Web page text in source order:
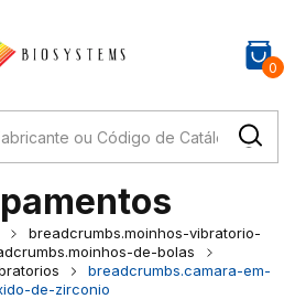
0
breadcrumbs.moinhos-vibratorio-
de-bolas
breadcrumbs.camara-em-
de-zirconio